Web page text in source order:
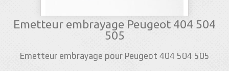
Emetteur embrayage Peugeot 404 504
505
Emetteur embrayage pour Peugeot 404 504 505